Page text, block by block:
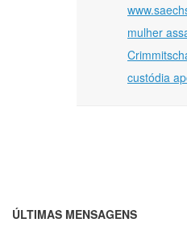
mulher
custódia
ÚLTIMAS MENSAGENS